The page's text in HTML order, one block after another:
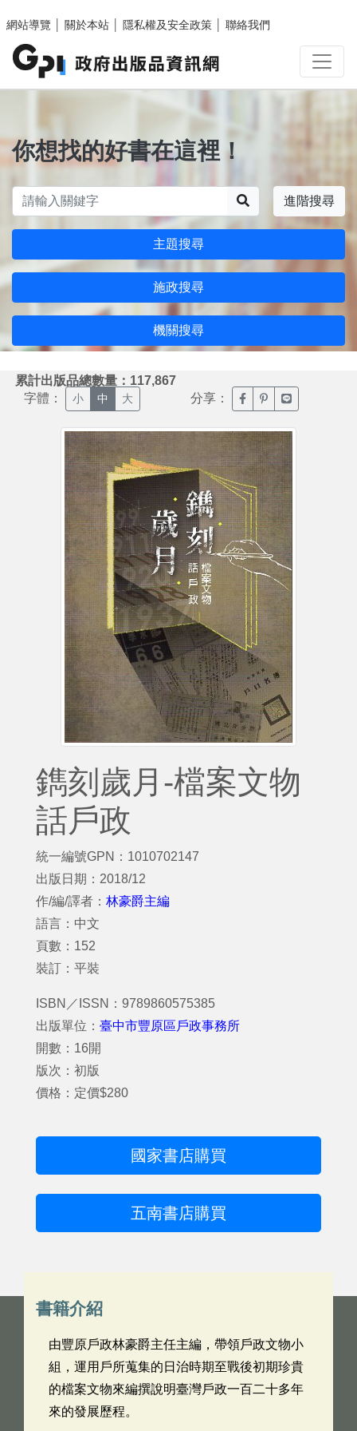
網站導覽
關於本站 隱私權及安全政策 聯絡我們
你想找的好書在這裡！
進階搜尋
主題搜尋
施政搜尋
機關搜尋
累計出版品總數量：117,867
字體： 小 中 大 分享： 臉書分享(另開新視窗)
噗浪分享(另開新
Line分享(另
鐫刻歲月-檔案文物
話戶政
統一編號GPN：1010702147
出版日期：2018/12
作/編/譯者： 林豪爵主編
語言：中文
頁數：152
裝訂：平裝
ISBN／ISSN：9789860575385
出版單位： 臺中市豐原區戶政事務所
開數：16開
版次：初版
價格：定價$280
國家書店購買
五南書店購買
書籍介紹
由豐原戶政林豪爵主任主編，帶領戶政文物小
組，運用戶所蒐集的日治時期至戰後初期珍貴
的檔案文物來編撰說明臺灣戶政一百二十多年
來的發展歷程。